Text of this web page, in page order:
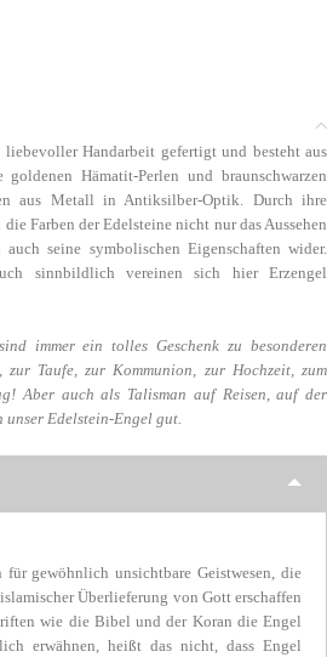
Handarbeit gefertigt und besteht aus
goldenen Hämatit-Perlen und braunschwarzen
aus Metall in Antiksilber-Optik. Durch ihre
Farben der Edelsteine nicht nur das Aussehen
seine symbolischen Eigenschaften wider.
sinnbildlich vereinen sich hier Erzengel
immer ein tolles Geschenk zu besonderen
zur Taufe, zur Kommunion, zur Hochzeit, zum
Aber auch als Talisman auf Reisen, auf der
Edelstein-Engel gut.
für gewöhnlich unsichtbare Geistwesen, die
Überlieferung von Gott erschaffen
wie die Bibel und der Koran die Engel
erwähnen, heißt das nicht, dass Engel